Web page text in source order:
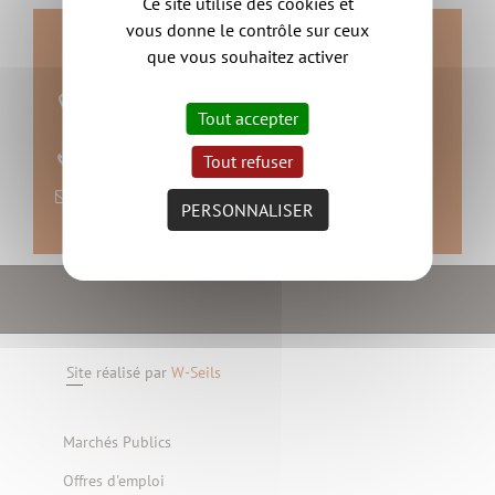
Contact
15 PLACE BEAUSOLEIL
44115 HAUTE GOULAINE
nous contacter
Site réalisé par W-Seils
Marchés Publics
Offres d'emploi
vous donne le contrôle sur ceux
que vous souhaitez activer
Tout accepter
Tout refuser
PERSONNALISER